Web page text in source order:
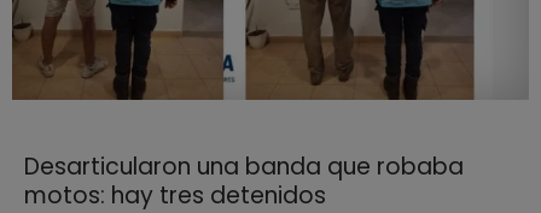
Desarticularon una banda que robaba
motos: hay tres detenidos